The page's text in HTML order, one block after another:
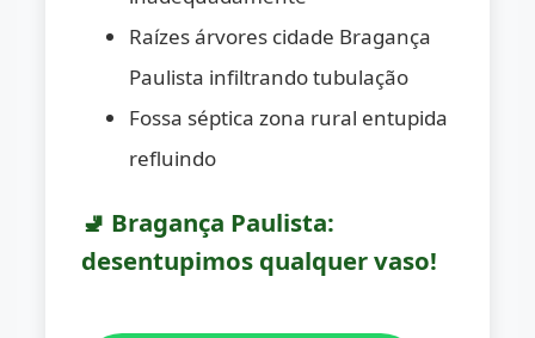
Raízes árvores cidade Bragança
Paulista infiltrando tubulação
Fossa séptica zona rural entupida
refluindo
🚽 Bragança Paulista:
desentupimos qualquer vaso!